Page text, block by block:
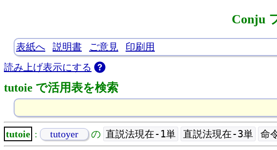
Conju
表紙へ 説明書 ご意見
印刷用
読み上げ表示にする
tutoie で活用表を検索
tutoie : tutoyer の 直説法現在-1単 直説法現在-3単 命